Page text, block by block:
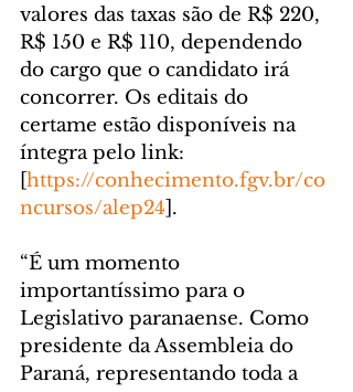
valores das taxas são de R$ 220,
R$ 150 e R$ 110, dependendo
do cargo que o candidato irá
concorrer. Os editais do
certame estão disponíveis na
íntegra pelo link:
https://conhecimento.fgv.br/co
ncursos/alep24 ].
“É um momento
importantíssimo para o
Legislativo paranaense. Como
presidente da Assembleia do
Paraná, representando toda a